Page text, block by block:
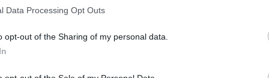
Data Processing Opt Outs
opt-out of the Sharing of my personal data.
az őshonos fajok megóvásáért. Mára folyóink és
nagyon fontos tehát a megmaradt területek
- fontos, hogy az értékeivel tisztában legyünk,
Ezért is ajánlják kicsiknek és nagyoknak